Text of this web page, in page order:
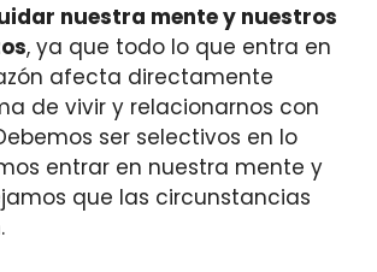
nuestra mente y nuestros
, ya que todo lo que entra en
afecta directamente
de vivir y relacionarnos con
ser selectivos en lo
entrar en nuestra mente y
que las circunstancias